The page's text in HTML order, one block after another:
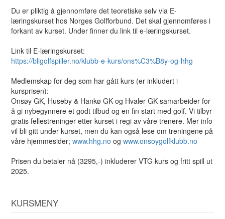
Du er pliktig å gjennomføre det teoretiske selv via E-
læringskurset hos Norges Golfforbund. Det skal gjennomføres i
forkant av kurset. Under finner du link til e-læringskurset.
Link til E-læringskurset:
https://bligolfspiller.no/klubb-e-kurs/ons%C3%B8y-og-hhg
Medlemskap for deg som har gått kurs (er inkludert i
kursprisen):
Onsøy GK, Huseby & Hankø GK og Hvaler GK samarbeider for
å gi nybegynnere et godt tilbud og en fin start med golf. Vi tilbyr
gratis fellestreninger etter kurset i regi av våre trenere. Mer info
vil bli gitt under kurset, men du kan også lese om treningene på
våre hjemmesider;www.hhg.no ogwww.onsoygolfklubb.no
Prisen du betaler nå (3295,-) inkluderer VTG kurs og fritt spill ut
2025.
KURSMENY